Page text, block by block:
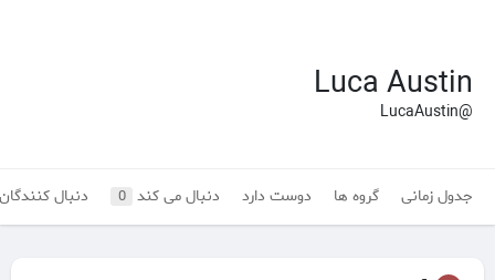
Luca Austin
@LucaAustin
جدول زمانی گروه ها دوست دارد دنبال می کند 0 دنبال